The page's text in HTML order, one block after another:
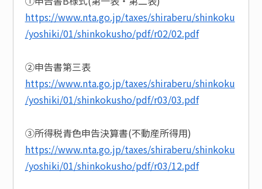
https://www.nta.go.jp/taxes/shiraberu/shinkoku
/yoshiki/01/shinkokusho/pdf/r02/02.pdf
②申告書第三表
https://www.nta.go.jp/taxes/shiraberu/shinkoku
/yoshiki/01/shinkokusho/pdf/r03/03.pdf
③所得税青色申告決算書(不動産所得用)
https://www.nta.go.jp/taxes/shiraberu/shinkoku
/yoshiki/01/shinkokusho/pdf/r03/12.pdf